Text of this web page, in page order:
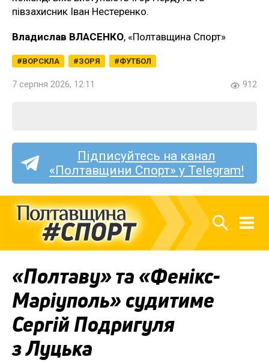
півзахисник Іван Нестеренко.
Владислав ВЛАСЕНКО, «Полтавщина Спорт»
ВОРСКЛА ЗОРЯ ФУТБОЛ
7 серпня 2026, 12:11 912
Підписуйтесь на канал
«Полтавщини Спорт» у Telegram!
«Полтаву» та «Фенікс-
Маріуполь» судитиме
Сергій Подригуля
з Луцька